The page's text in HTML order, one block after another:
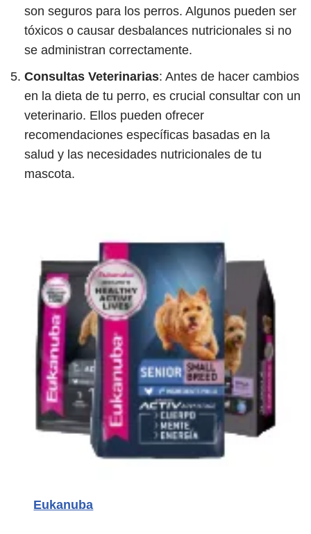
son seguros para los perros. Algunos pueden ser
tóxicos o causar desbalances nutricionales si no
se administran correctamente.
Consultas Veterinarias: Antes de hacer cambios
en la dieta de tu perro, es crucial consultar con un
veterinario. Ellos pueden ofrecer
recomendaciones específicas basadas en la
salud y las necesidades nutricionales de tu
mascota.
Eukanuba